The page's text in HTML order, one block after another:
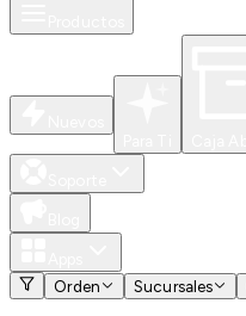
Orden
Sucursales